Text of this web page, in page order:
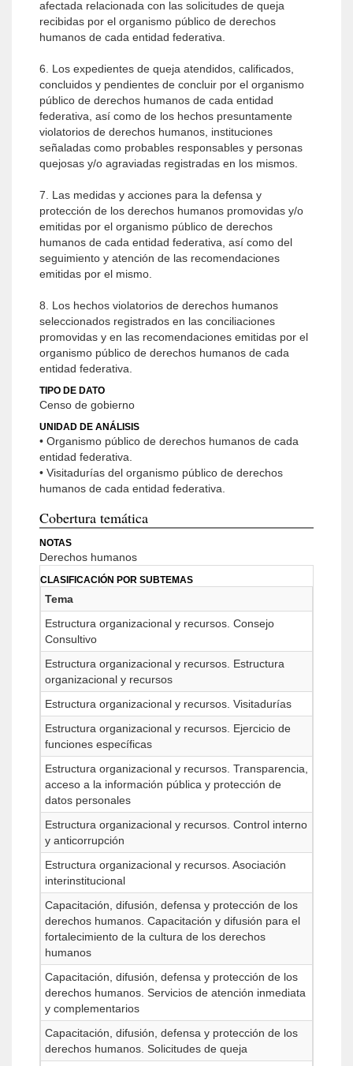
afectada relacionada con las solicitudes de queja
recibidas por el organismo público de derechos
humanos de cada entidad federativa.
6. Los expedientes de queja atendidos, calificados,
concluidos y pendientes de concluir por el organismo
público de derechos humanos de cada entidad
federativa, así como de los hechos presuntamente
violatorios de derechos humanos, instituciones
señaladas como probables responsables y personas
quejosas y/o agraviadas registradas en los mismos.
7. Las medidas y acciones para la defensa y
protección de los derechos humanos promovidas y/o
emitidas por el organismo público de derechos
humanos de cada entidad federativa, así como del
seguimiento y atención de las recomendaciones
emitidas por el mismo.
8. Los hechos violatorios de derechos humanos
seleccionados registrados en las conciliaciones
promovidas y en las recomendaciones emitidas por el
organismo público de derechos humanos de cada
entidad federativa.
TIPO DE DATO
Censo de gobierno
UNIDAD DE ANÁLISIS
• Organismo público de derechos humanos de cada
entidad federativa.
• Visitadurías del organismo público de derechos
humanos de cada entidad federativa.
Cobertura temática
NOTAS
Derechos humanos
CLASIFICACIÓN POR SUBTEMAS
Tema
Estructura organizacional y recursos. Consejo
Consultivo
Estructura organizacional y recursos. Estructura
organizacional y recursos
Estructura organizacional y recursos. Visitadurías
Estructura organizacional y recursos. Ejercicio de
funciones específicas
Estructura organizacional y recursos. Transparencia,
acceso a la información pública y protección de
datos personales
Estructura organizacional y recursos. Control interno
y anticorrupción
Estructura organizacional y recursos. Asociación
interinstitucional
Capacitación, difusión, defensa y protección de los
derechos humanos. Capacitación y difusión para el
fortalecimiento de la cultura de los derechos
humanos
Capacitación, difusión, defensa y protección de los
derechos humanos. Servicios de atención inmediata
y complementarios
Capacitación, difusión, defensa y protección de los
derechos humanos. Solicitudes de queja